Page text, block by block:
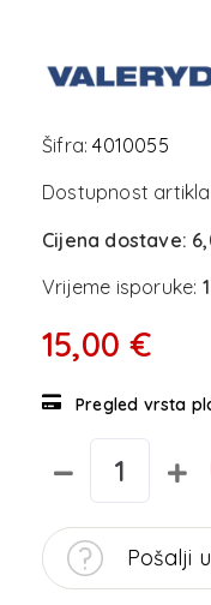
Šifra:4010055
Dostupnost
Cijena dostave:
Vrijeme isporuke:
15,00 €
Pregled vrsta
Pošalji